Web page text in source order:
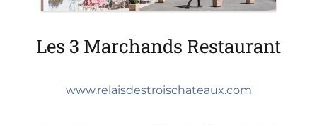
Les 3 Marchands Restaurant
www.relaisdestroischateaux.com